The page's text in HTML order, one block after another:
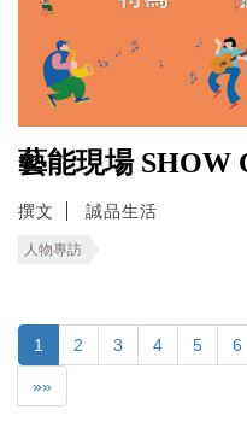
藝能現場 SHOW
撰文 誠品生活
人物專訪
1 2 3 4 5 6
»»